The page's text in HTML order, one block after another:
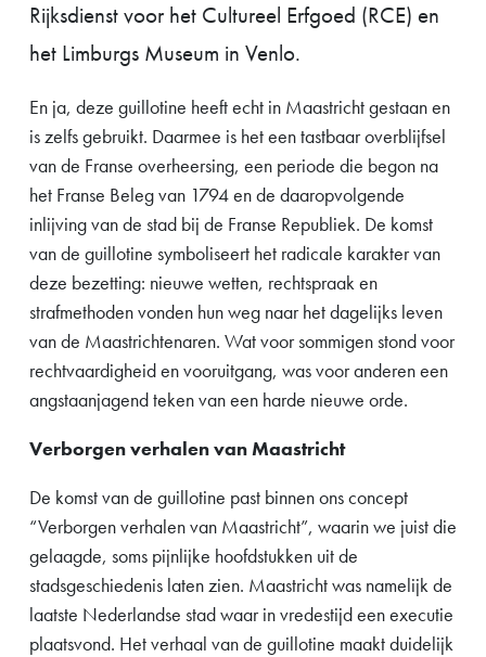
Rijksdienst voor het Cultureel Erfgoed (RCE) en
het Limburgs Museum in Venlo.
En ja, deze guillotine heeft echt in Maastricht gestaan en
is zelfs gebruikt. Daarmee is het een tastbaar overblijfsel
van de Franse overheersing, een periode die begon na
het Franse Beleg van 1794 en de daaropvolgende
inlijving van de stad bij de Franse Republiek. De komst
van de guillotine symboliseert het radicale karakter van
deze bezetting: nieuwe wetten, rechtspraak en
strafmethoden vonden hun weg naar het dagelijks leven
van de Maastrichtenaren. Wat voor sommigen stond voor
rechtvaardigheid en vooruitgang, was voor anderen een
angstaanjagend teken van een harde nieuwe orde.
Verborgen verhalen van Maastricht
De komst van de guillotine past binnen ons concept
“Verborgen verhalen van Maastricht”, waarin we juist die
gelaagde, soms pijnlijke hoofdstukken uit de
stadsgeschiedenis laten zien. Maastricht was namelijk de
laatste Nederlandse stad waar in vredestijd een executie
plaatsvond. Het verhaal van de guillotine maakt duidelijk